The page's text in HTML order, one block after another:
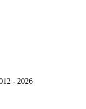
- 2026